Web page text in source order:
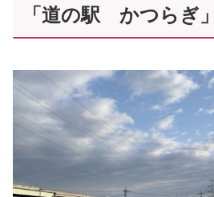
「道の駅 かつらぎ